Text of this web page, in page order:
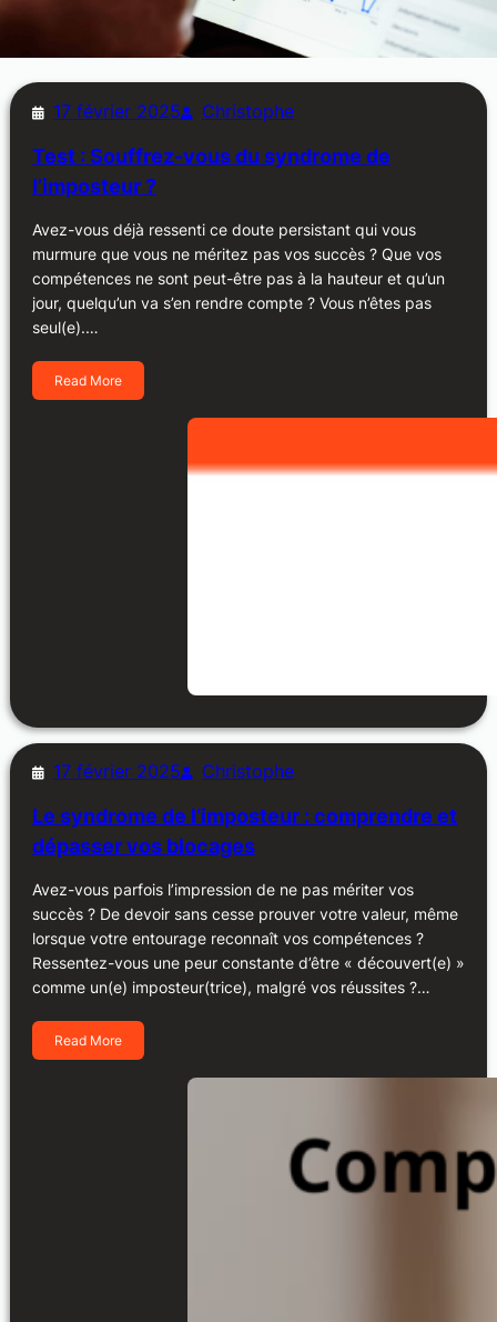
17 février 2025 Christophe
Test : Souffrez-vous du syndrome de
l’imposteur ?
Avez-vous déjà ressenti ce doute persistant qui vous
murmure que vous ne méritez pas vos succès ? Que vos
compétences ne sont peut-être pas à la hauteur et qu’un
jour, quelqu’un va s’en rendre compte ? Vous n’êtes pas
seul(e).…
Read More
17 février 2025 Christophe
Le syndrome de l’imposteur : comprendre et
dépasser vos blocages
Avez-vous parfois l’impression de ne pas mériter vos
succès ? De devoir sans cesse prouver votre valeur, même
lorsque votre entourage reconnaît vos compétences ?
Ressentez-vous une peur constante d’être « découvert(e) »
comme un(e) imposteur(trice), malgré vos réussites ?…
Read More